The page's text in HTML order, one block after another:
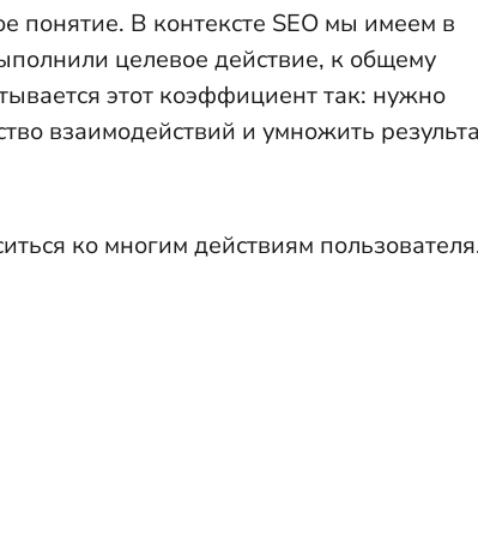
В контексте SEO мы имеем в
целевое действие, к общему
этот коэффициент так: нужно
взаимодействий и умножить
ко многим действиям